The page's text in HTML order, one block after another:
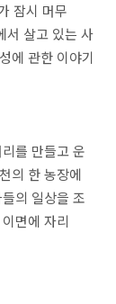
잠시 머무
서 살고 있는 사
에 관한 이야기
를 만들고 운
의 한 농장에
의 일상을 조
면에 자리